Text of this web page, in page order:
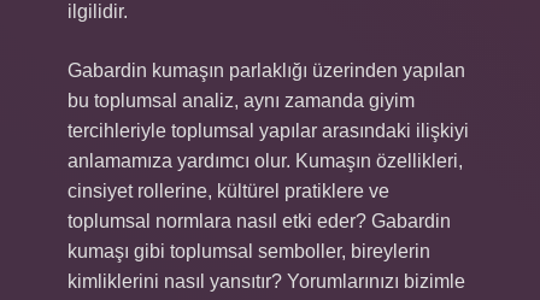
ilgilidir.
Gabardin kumaşın parlaklığı üzerinden yapılan
bu toplumsal analiz, aynı zamanda giyim
tercihleriyle toplumsal yapılar arasındaki ilişkiyi
anlamamıza yardımcı olur. Kumaşın özellikleri,
cinsiyet rollerine, kültürel pratiklere ve
toplumsal normlara nasıl etki eder? Gabardin
kumaşı gibi toplumsal semboller, bireylerin
kimliklerini nasıl yansıtır? Yorumlarınızı bizimle